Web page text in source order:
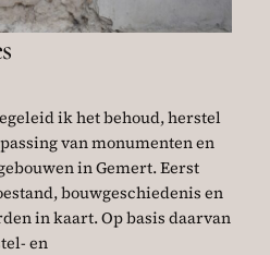
ik het behoud, herstel
van monumenten en
in Gemert. Eerst
bouwgeschiedenis en
in kaart. Op basis daarvan
en